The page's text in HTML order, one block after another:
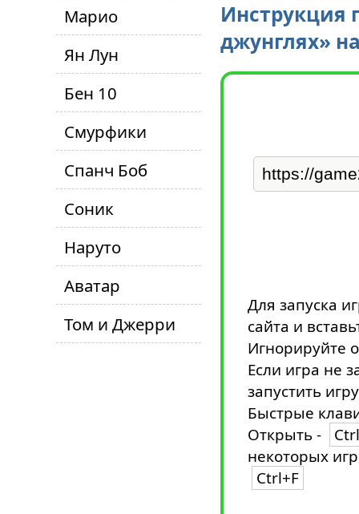
Марио
Ян Лун
Бен 10
Смурфики
Спанч Боб
Соник
Наруто
Аватар
Том и Джерри
Инструкция
джунглях»
Для запуска
сайта и
Игнорируйте
Если игра не
запустить
Быстрые
Открыть -
некоторых
Ctrl+F